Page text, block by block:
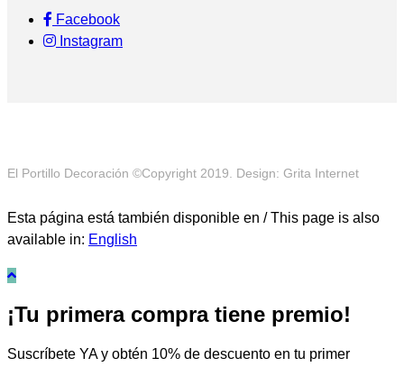
Facebook
Instagram
El Portillo Decoración ©Copyright 2019. Design: Grita Internet
Esta página está también disponible en / This page is also
available in: English
¡Tu primera compra tiene premio!
Suscríbete YA y obtén 10% de descuento en tu primer